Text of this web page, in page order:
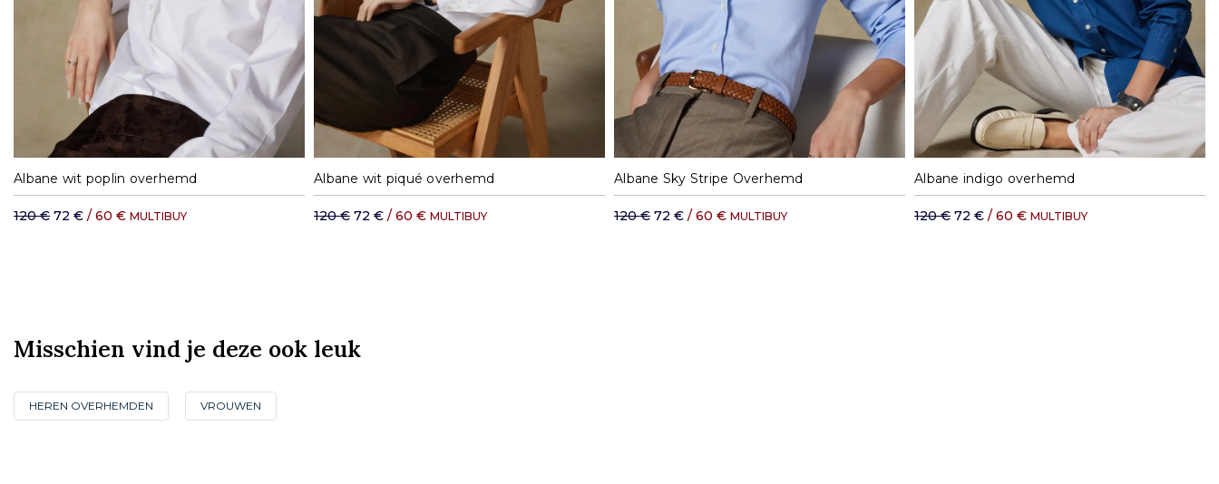
S M L
Albane wit poplin overhemd
120 € 72 € / 60 € MULTIBUY
S M L
Albane wit piqué overhemd
120 € 72 € / 60 € MULTIBUY
S M L
Albane Sky Stripe Overhemd
120 € 72 € / 60 € MULTIBUY
S M
Albane indigo overhemd
120 € 72 € / 60 € MULTIBUY
Misschien vind je deze ook leuk
HEREN OVERHEMDEN VROUWEN